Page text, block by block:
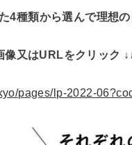
4種類から選んで理想の
像又はURLをクリック
pages/lp-2022-